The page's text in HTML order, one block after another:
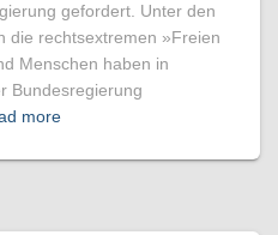
gefordert. Unter den
die rechtsextremen »Freien
Menschen haben in
Bundesregierung
more